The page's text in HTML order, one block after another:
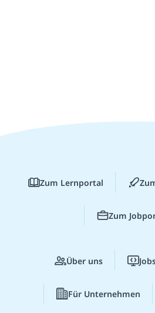
Zum Lernportal
Zum
Über uns
Für Unternehmen